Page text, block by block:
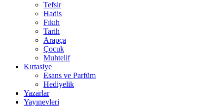
Tefsir
Hadis
Fıkıh
Tarih
Arapça
Çocuk
Muhtelif
Kırtasiye
Esans ve Parfüm
Hediyelik
Yazarlar
Yayınevleri